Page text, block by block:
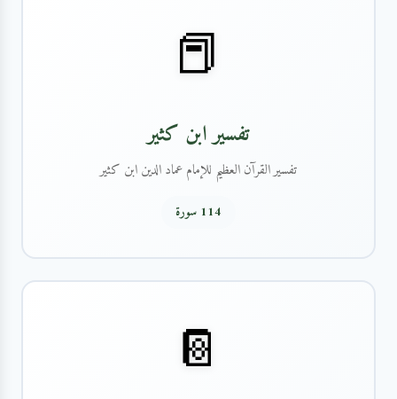
📕
تفسير ابن كثير
تفسير القرآن العظيم للإمام عماد الدين ابن كثير
114 سورة
📔